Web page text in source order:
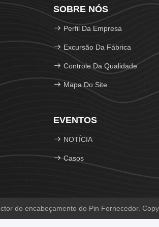
SOBRE NÓS
Perfil Da Empresa
Excursão Da Fábrica
Controle Da Qualidade
Mapa Do Site
EVENTOS
NOTÍCIA
Casos
do encabeçamento do Pin Fornecedor.